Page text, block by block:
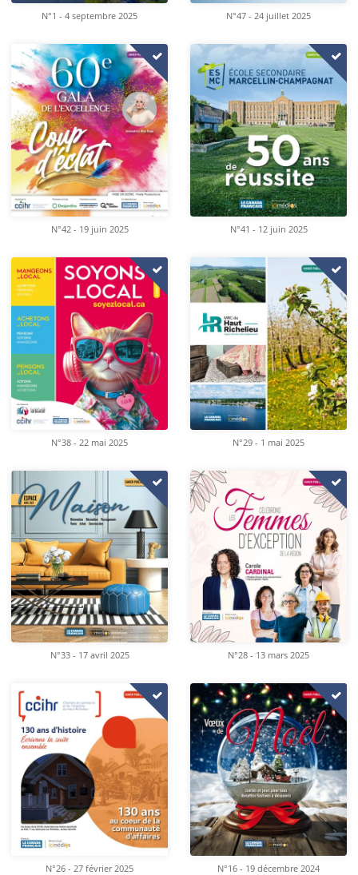
N°1 - 4 septembre 2025 N°47 - 24 juillet 2025
N°42 - 19 juin 2025 N°41 - 12 juin 2025
N°38 - 22 mai 2025 N°29 - 1 mai 2025
N°33 - 17 avril 2025 N°28 - 13 mars 2025
N°26 - 27 février 2025 N°16 - 19 décembre 2024